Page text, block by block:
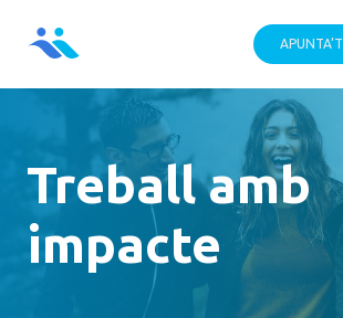
APUNTA’T
Treball amb
impacte